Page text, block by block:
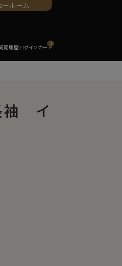
ールーム
0
袖 イ